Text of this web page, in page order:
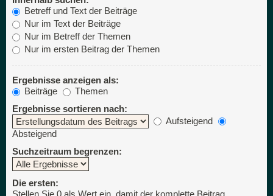
Betreff und Text der Beiträge
Nur im Text der Beiträge
Nur im Betreff der Themen
Nur im ersten Beitrag der Themen
Ergebnisse anzeigen als:
Beiträge
Themen
Ergebnisse sortieren nach:
Aufsteigend
Absteigend
Suchzeitraum begrenzen:
Die ersten: